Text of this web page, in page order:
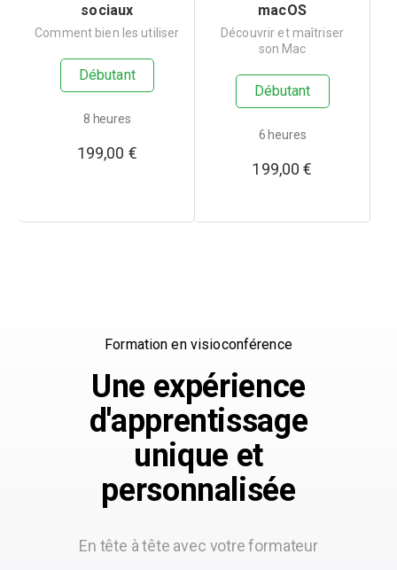
sociaux
Comment bien les utiliser
Débutant
8 heures
199,00 €
macOS
Découvrir et maîtriser
son Mac
Débutant
6 heures
199,00 €
Formation en visioconférence
Une expérience
d'apprentissage
unique et
personnalisée
En tête à tête avec votre formateur